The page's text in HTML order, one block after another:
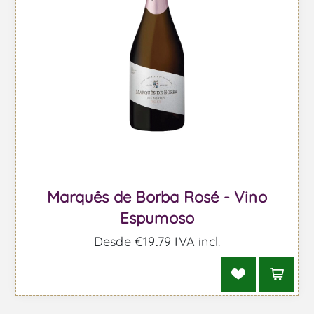
Marquês de Borba Rosé - Vino
Espumoso
Desde €19,79 IVA incl.